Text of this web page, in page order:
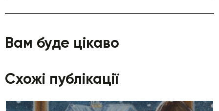
Вам буде цікаво
Схожі публікації